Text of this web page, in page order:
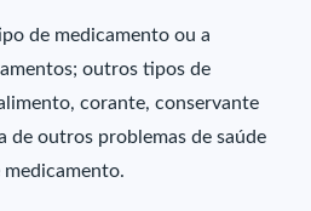
de medicamento ou a
outros tipos de
corante, conservante
de outros problemas de saúde